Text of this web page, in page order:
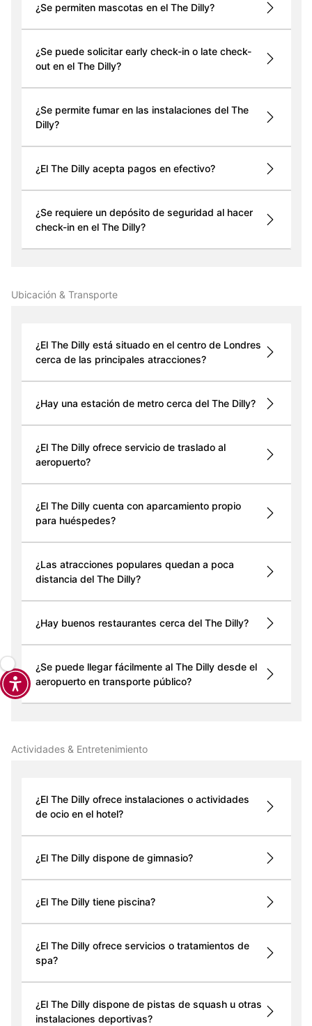
¿Se permiten mascotas en el The Dilly?
¿Se puede solicitar early check-in o late check-
out en el The Dilly?
¿Se permite fumar en las instalaciones del The
Dilly?
¿El The Dilly acepta pagos en efectivo?
¿Se requiere un depósito de seguridad al hacer
check-in en el The Dilly?
Ubicación & Transporte
¿El The Dilly está situado en el centro de Londres
cerca de las principales atracciones?
¿Hay una estación de metro cerca del The Dilly?
¿El The Dilly ofrece servicio de traslado al
aeropuerto?
¿El The Dilly cuenta con aparcamiento propio
para huéspedes?
¿Las atracciones populares quedan a poca
distancia del The Dilly?
¿Hay buenos restaurantes cerca del The Dilly?
¿Se puede llegar fácilmente al The Dilly desde el
aeropuerto en transporte público?
Actividades & Entretenimiento
¿El The Dilly ofrece instalaciones o actividades
de ocio en el hotel?
¿El The Dilly dispone de gimnasio?
¿El The Dilly tiene piscina?
¿El The Dilly ofrece servicios o tratamientos de
spa?
¿El The Dilly dispone de pistas de squash u otras
instalaciones deportivas?